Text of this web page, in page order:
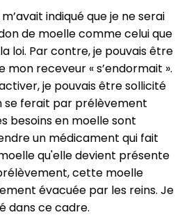
indiqué que je ne serai
de moelle comme celui que
loi. Par contre, je pouvais être
receveur « s’endormait ».
je pouvais être sollicité
se ferait par prélèvement
besoins en moelle sont
un médicament qui fait
qu'elle devient présente
cette moelle
évacuée par les reins. Je
dans ce cadre.